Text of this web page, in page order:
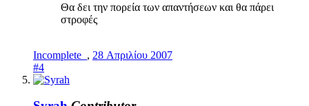
Θα δει την πορεία των απαντήσεων και θα πάρει
στροφές
Incomplete_ , 28 Απριλίου 2007
#4